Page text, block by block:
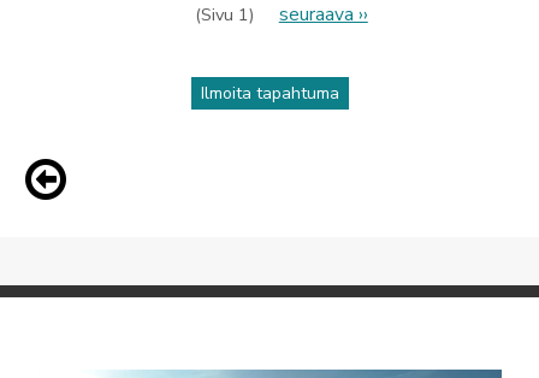
(Sivu 1)
Seuraava
seuraava ››
Ilmoita tapahtuma